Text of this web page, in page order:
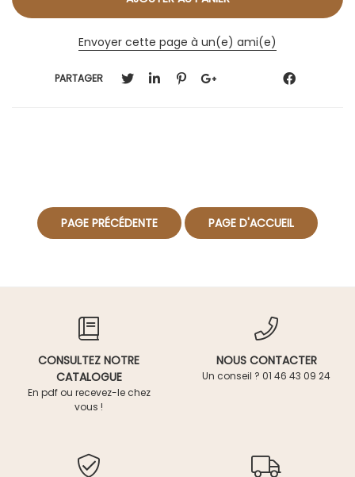
Envoyer cette page à un(e) ami(e)
PARTAGER
CONSULTEZ NOTRE
CATALOGUE
En pdf ou recevez-le chez
vous !
NOUS CONTACTER
Un conseil ? 01 46 43 09 24